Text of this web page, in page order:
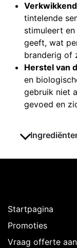
tintelende
stimuleert
geeft, wat
branderig of
Herstel van
en
gebruik niet
gevoed en
Startpagina
Promoties
Vraag offerte aan